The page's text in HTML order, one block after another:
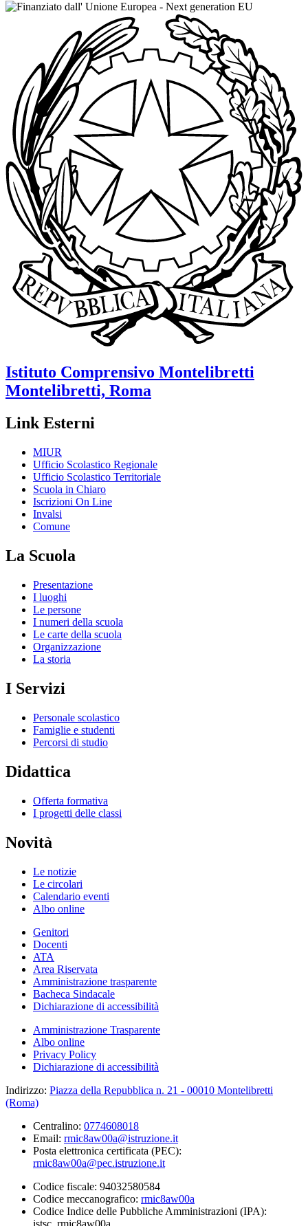
Istituto Comprensivo Montelibretti
Montelibretti, Roma
Link Esterni
MIUR
Ufficio Scolastico Regionale
Ufficio Scolastico Territoriale
Scuola in Chiaro
Iscrizioni On Line
Invalsi
Comune
La Scuola
Presentazione
I luoghi
Le persone
I numeri della scuola
Le carte della scuola
Organizzazione
La storia
I Servizi
Personale scolastico
Famiglie e studenti
Percorsi di studio
Didattica
Offerta formativa
I progetti delle classi
Novità
Le notizie
Le circolari
Calendario eventi
Albo online
Genitori
Docenti
ATA
Area Riservata
Amministrazione trasparente
Bacheca Sindacale
Dichiarazione di accessibilità
Amministrazione Trasparente
Albo online
Privacy Policy
Dichiarazione di accessibilità
Indirizzo: Piazza della Repubblica n. 21 - 00010 Montelibretti
(Roma)
Centralino: 0774608018
Email: rmic8aw00a@istruzione.it
Posta elettronica certificata (PEC):
rmic8aw00a@pec.istruzione.it
Codice fiscale: 94032580584
Codice meccanografico: rmic8aw00a
Codice Indice delle Pubbliche Amministrazioni (IPA):
istsc_rmic8aw00a